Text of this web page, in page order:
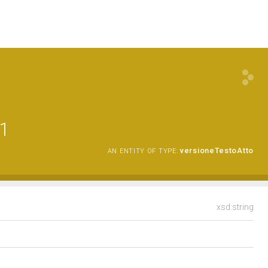
AN ENTITY OF TYPE: versioneTestoAtto
xsd:string